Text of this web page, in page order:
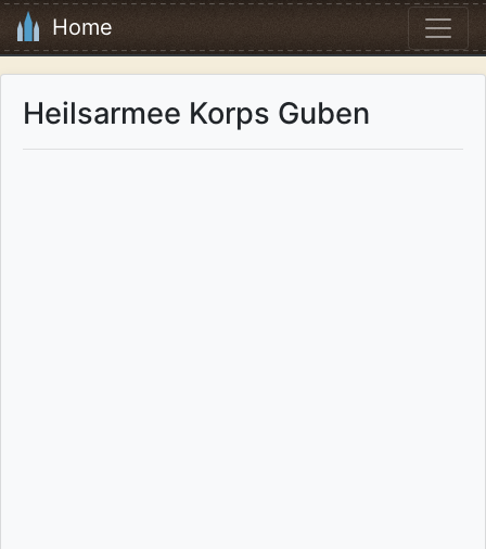
Home
Heilsarmee Korps Guben